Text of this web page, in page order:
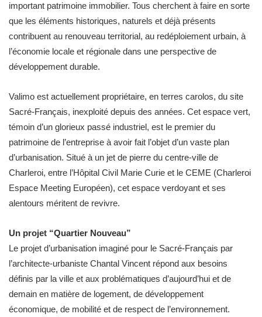
important patrimoine immobilier. Tous cherchent à faire en sorte
que les éléments historiques, naturels et déjà présents
contribuent au renouveau territorial, au redéploiement urbain, à
l’économie locale et régionale dans une perspective de
développement durable.
Valimo est actuellement propriétaire, en terres carolos, du site
Sacré-Français, inexploité depuis des années. Cet espace vert,
témoin d’un glorieux passé industriel, est le premier du
patrimoine de l’entreprise à avoir fait l’objet d’un vaste plan
d’urbanisation. Situé à un jet de pierre du centre-ville de
Charleroi, entre l’Hôpital Civil Marie Curie et le CEME (Charleroi
Espace Meeting Européen), cet espace verdoyant et ses
alentours méritent de revivre.
Un projet “Quartier Nouveau”
Le projet d’urbanisation imaginé pour le Sacré-Français par
l’architecte-urbaniste Chantal Vincent répond aux besoins
définis par la ville et aux problématiques d’aujourd’hui et de
demain en matière de logement, de développement
économique, de mobilité et de respect de l’environnement.